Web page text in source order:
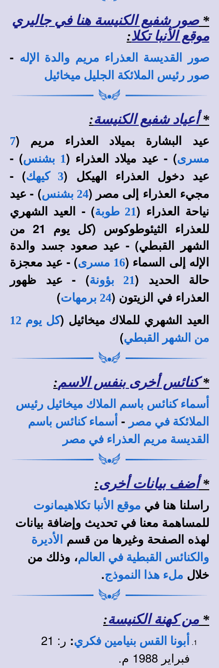
*صور شفيع الكنيسة هنا في جاليري
موقع الأنبا تكلا:
صور القديسة العذراء مريم والدة الإله -
صور رئيس الملائكة الجليل ميخائيل
*أعياد شفيع الكنيسة:
عيد البشارة بميلاد العذراء مريم (7
مسرى) - عيد ميلاد العذراء (1 بشنس
) -
عيد دخول العذراء الهيكل (3 كيهك
) -
مجيء العذراء إلى مصر (24 بشنس
) - عيد
نياحة العذراء (21 طوبة
) - العيد الشهري
للعذراء الثيئوطوكوس (كل يوم 21 من
الشهر القبطي) - عيد صعود جسد والدة
الإله إلى السماء (16 مسرى
) - عيد معجزة
حالة الحديد (21 بؤونة
) - عيد ظهور
العذراء في الزيتون (24 برمهات
)
العيد الشهري للملاك ميخائيل (
كل يوم 12
من الشهر القبطي)
*كنائس أخرى بنفس الاسم:
أسماء كنائس باسم الملاك ميخائيل رئيس
الملائكة في مصر - أسماء كنائس باسم
القديسة مريم العذراء في مصر
*أضف بيانات أخرى:
راسلنا هنا في موقع الأنبا تكلاهيمانوت
للمساهمة معنا في تحديث وإضافة بيانات
لهذه الصفحة وغيرها من قسم
الأديرة
والكنائس القبطية في العالم، وذلك من
خلال ملء هذا النموذج.
* من كهنة الكنيسة:
أبونا القس بنيامين فكري:
ر: 21
فبراير 1988 م.